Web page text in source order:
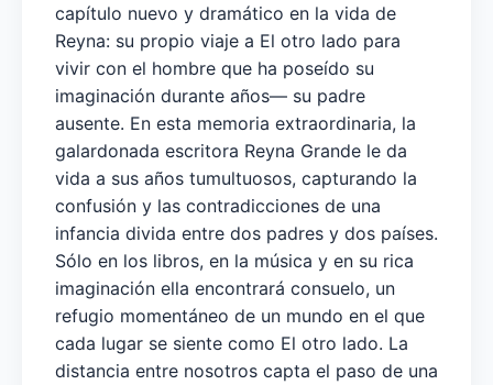
capítulo nuevo y dramático en la vida de
Reyna: su propio viaje a El otro lado para
vivir con el hombre que ha poseído su
imaginación durante años— su padre
ausente. En esta memoria extraordinaria, la
galardonada escritora Reyna Grande le da
vida a sus años tumultuosos, capturando la
confusión y las contradicciones de una
infancia divida entre dos padres y dos países.
Sólo en los libros, en la música y en su rica
imaginación ella encontrará consuelo, un
refugio momentáneo de un mundo en el que
cada lugar se siente como El otro lado. La
distancia entre nosotros capta el paso de una